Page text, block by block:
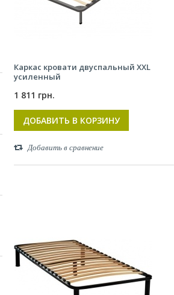
Каркас кровати двуспальный XXL
усиленный
1 811 грн.
ДОБАВИТЬ В КОРЗИНУ
Добавить в сравнение